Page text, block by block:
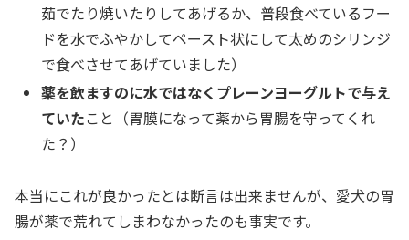
茹でたり焼いたりしてあげるか、普段食べているフー
ドを水でふやかしてペースト状にして太めのシリンジ
で食べさせてあげていました）
薬を飲ますのに水ではなくプレーンヨーグルトで与え
ていたこと（胃膜になって薬から胃腸を守ってくれ
た？）
本当にこれが良かったとは断言は出来ませんが、愛犬の胃
腸が薬で荒れてしまわなかったのも事実です。